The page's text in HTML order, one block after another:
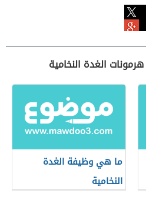
الغدة النخامية
ما هي وظيفة الغدة
النخامية